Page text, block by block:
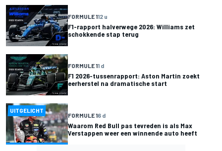
FORMULE 112 u
F1-rapport halverwege 2026: Williams zet
schokkende stap terug
FORMULE 11 d
F1 2026-tussenrapport: Aston Martin zoekt
eerherstel na dramatische start
UITGELICHT
FORMULE 16 d
Waarom Red Bull pas tevreden is als Max
Verstappen weer een winnende auto heeft